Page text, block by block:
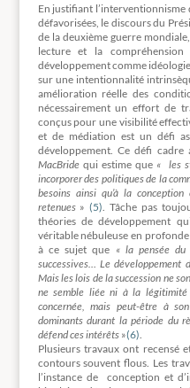
En justifiant l’interventionnisme
défavorisées, le discours du
de la deuxième guerre
lecture et la
développement comme
sur une intentionnalité
amélioration réelle des
nécessairement un effort de
conçus pour une visibilité
et de médiation est un défi
développement. Ce défi
MacBridequi estime que « les
incorporer des politiques de la
besoins ainsi qu’à la
retenues»(5) . Tâche pas
théories de développement
véritable nébuleuse en
à ce sujet que « la pensée du
successives… Le développement
Mais les lois de la succession ne
ne semble liée ni à la
concernée, mais peut-être à
dominants durant la période du
défend ces intérêts»(6)
Plusieurs travaux ont recensé
contours souvent flous. Les
l’instance de conception et